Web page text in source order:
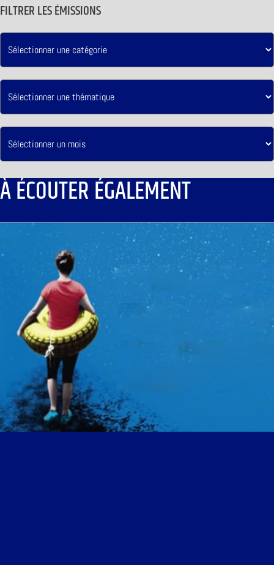
FILTRER LES ÉMISSIONS
À ÉCOUTER ÉGALEMENT